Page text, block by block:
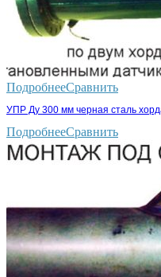
ПодробнееСравнить
УПР Ду 300 мм черная сталь
ПодробнееСравнить